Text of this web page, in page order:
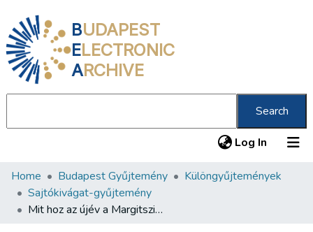
BUDAPEST
ELECTRONIC
ARCHIVE
Search
Log In (current)
Communities & Collections
All of DSpace
Home Budapest Gyűjtemény
Különgyűjtemények
Sajtókivágat-gyűjtemény
Mit hoz az újév a Margitszigetnek?